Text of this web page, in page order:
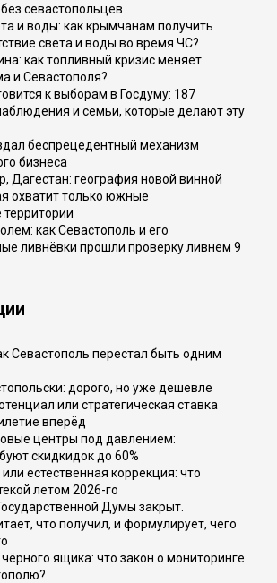
севастопольцев
и воды: как крымчанам получить
света и воды во время ЧС?
как топливный кризис меняет
и Севастополя?
к выборам в Госдуму: 187
и семьи, которые делают эту
беспрецедентный механизм
бизнеса
Дагестан: география новой винной
охватит только южные
как Севастополь и его
ливнёвки прошли проверку ливнем 9
Севастополь перестал быть одним
дорого, но уже дешевле
или стратегическая ставка
вперёд
центры под давлением:
скидкидок до 60%
естественная коррекция: что
летом 2026-го
Думы закрыт.
что получил, и формулирует, чего
ящика: что закон о мониторинге